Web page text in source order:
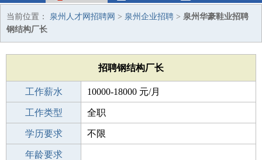
当前位置： 泉州人才网招聘网 > 泉州企业招聘 > 泉州华豪鞋业招聘
钢结构厂长
招聘钢结构厂长
工作薪水 10000-18000 元/月
招聘人数 1人
工作类型 全职
性别要求 -
学历要求 不限
工作经验
年龄要求